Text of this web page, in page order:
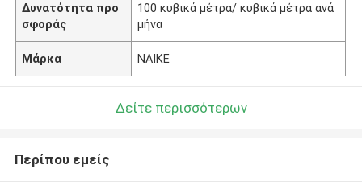
Δυνατότητα προ
σφοράς
100 κυβικά μέτρα/ κυβικά μέτρα ανά
μήνα
Μάρκα NAIKE
Δείτε περισσότερων
Περίπου εμείς